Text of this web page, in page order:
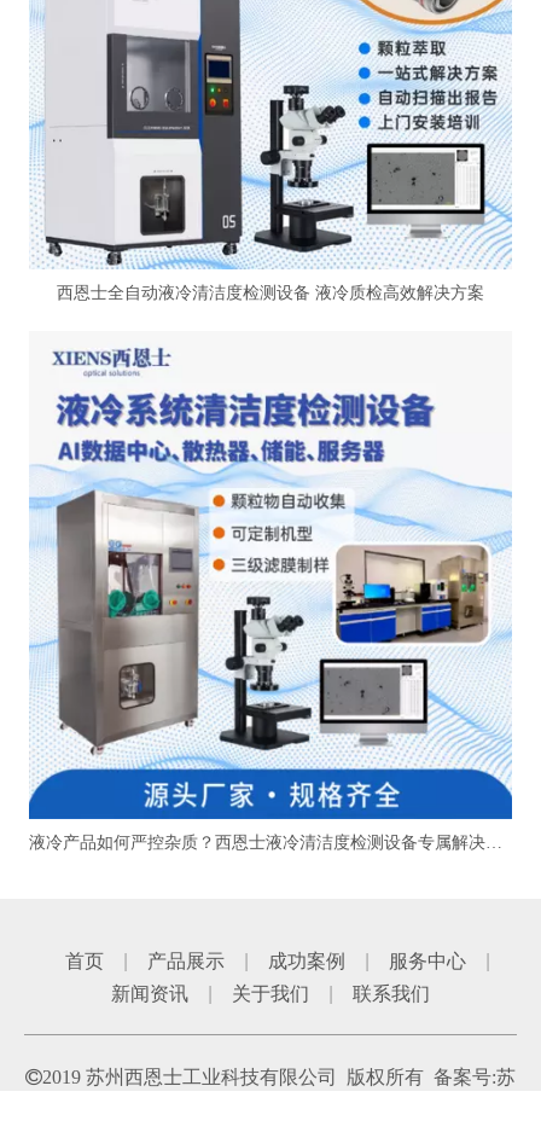
西恩士全自动液冷清洁度检测设备 液冷质检高效解决方案
液冷产品如何严控杂质？西恩士液冷清洁度检测设备专属解决方案
首页 产品展示 成功案例 服务中心
新闻资讯
关于我们 联系我们
2019 苏州西恩士工业科技有限公司 版权所有 备案号:苏